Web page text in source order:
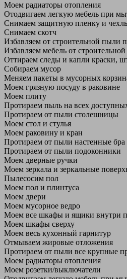
Моем радиаторы отопления
Отодвигаем легкую мебель при
Снимаем защитную пленку и
Снимаем скотч
Избавляем от строительной пыли
Избавляем мебель от
Оттираем следы и капли краски,
Собираем мусор
Меняем пакеты в мусорных
Моем грязную посуду в раковине
Моем плиту
Протираем пыль на всех
Протираем от пыли столешницы
Моем стол и стулья
Моем раковину и кран
Протираем от пыли настенные бра
Протираем от пыли подоконники
Моем дверные ручки
Моем зеркала и зеркальные
Пылесосим пол
Моем пол и плинтуса
Моем двери
Моем мусорное ведро
Моем все шкафы и ящики внутри
Моем шкафы сверху
Моем весь кухонный гарнитур
Отмываем жировые отложения
Протираем от пыли все крупные
Моем радиаторы отопления
Моем розетки/выключатели